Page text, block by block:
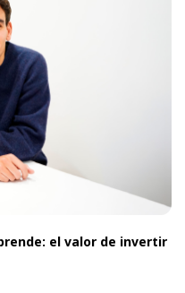
el valor de invertir